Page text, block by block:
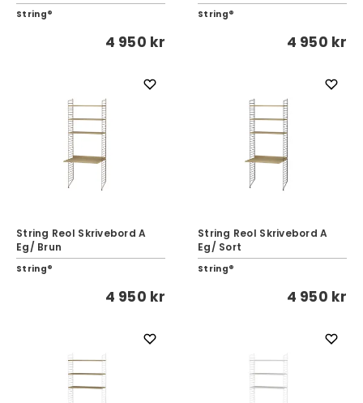
String®
4 950 kr
String®
4 950 kr
String Reol Skrivebord A
Eg/ Brun
String®
4 950 kr
String Reol Skrivebord A
Eg/ Sort
String®
4 950 kr